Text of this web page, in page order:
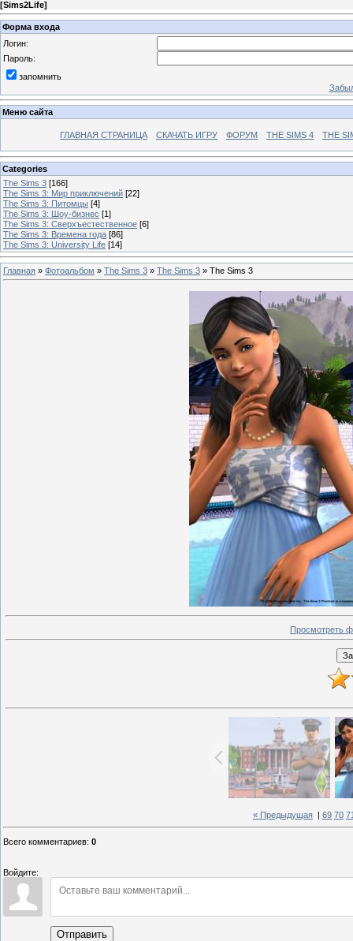
[Sims2Life]
Форма входа
Логин:
Пароль:
запомнить
Меню сайта
ГЛАВНАЯ СТРАНИЦА СКАЧАТЬ ИГРУ ФОРУМ THE SIMS 4 THE
Categories
The Sims 3 [166]
The Sims 3: Мир приключений [22]
The Sims 3: Питомцы [4]
The Sims 3: Шоу-бизнес [1]
The Sims 3: Сверхъестественное [6]
The Sims 3: Времена года [86]
The Sims 3: University Life [14]
Главная » Фотоальбом » The Sims 3 » The Sims 3 » The Sims 3
Просмотреть
« Предыдущая 69 70
Всего комментариев: 0
Войдите:
Отправить